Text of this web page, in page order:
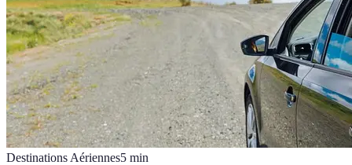
Destinations Aériennes5 min